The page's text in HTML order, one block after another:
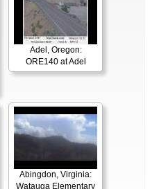
Adel, Oregon:
ORE140 at Adel
Abingdon, Virginia:
Watauga Elementary